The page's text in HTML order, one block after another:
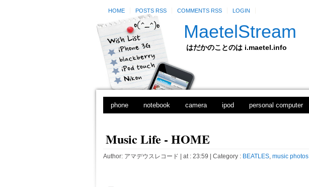
HOME POSTS RSS COMMENTS RSS LOGIN
MaetelStream
はだかのことのは i.maetel.info
phone notebook camera ipod personal computer
Music Life - HOME
Author: アマデウスレコード | at : 23:59 | Category : BEATLES, music photos